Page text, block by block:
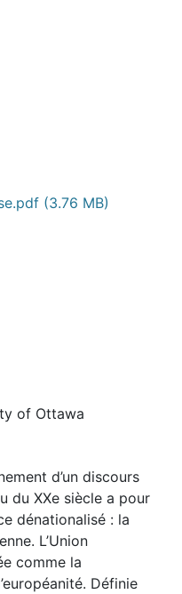
(3.76 MB)
of Ottawa
d’un discours
du XXe siècle a pour
dénationalisé : la
L’Union
comme la
Définie